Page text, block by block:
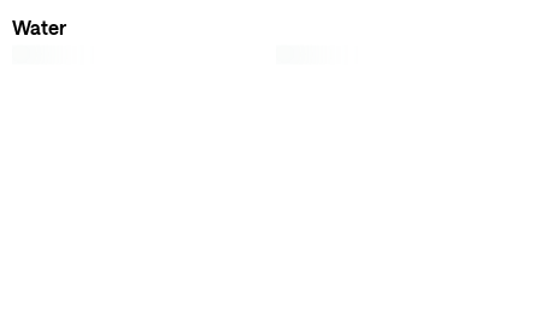
Water